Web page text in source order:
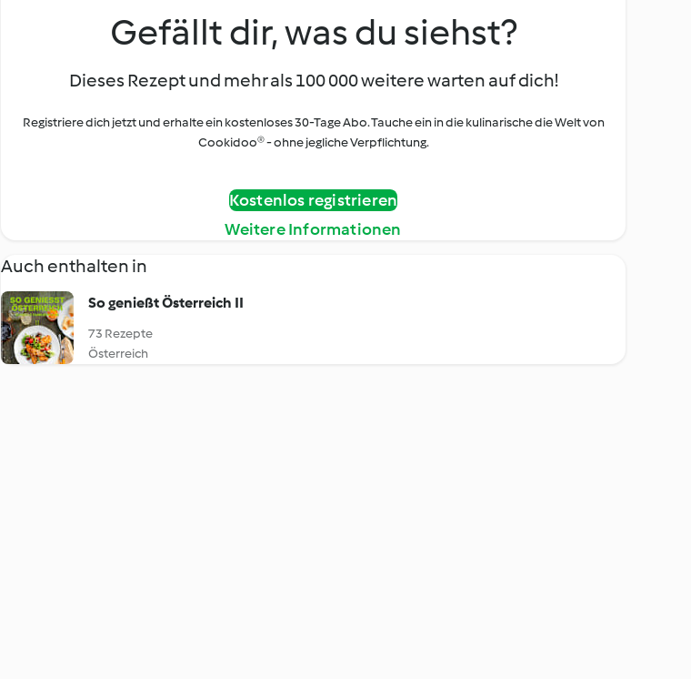
Gefällt dir, was du siehst?
Dieses Rezept und mehr als 100 000 weitere warten auf dich!
Registriere dich jetzt und erhalte ein kostenloses 30-Tage Abo. Tauche ein in die kulinarische die Welt von
Cookidoo® - ohne jegliche Verpflichtung.
Kostenlos registrieren
Weitere Informationen
Auch enthalten in
So genießt Österreich II
73 Rezepte
Österreich